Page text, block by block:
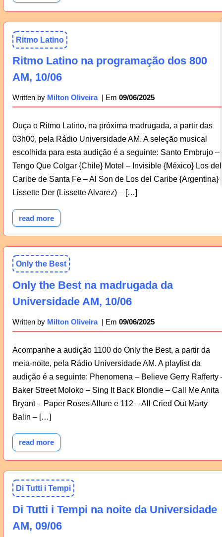
Ritmo Latino
Ritmo Latino na programação dos 800
AM, 10/06
Written by Milton Oliveira 09/06/2025
Ouça o Ritmo Latino, na próxima madrugada, a partir das
03h00, pela Rádio Universidade AM. A seleção musical
escolhida para esta audição é a seguinte: Santo Embrujo –
Tengo Que Colgar {Chile} Motel – Invisible {México} Los del
Caribe de Santa Fe – Al Son de Los del Caribe {Argentina}
Lissette Der (Lissette Alvarez) – […]
read more
Only the Best
Only the Best na madrugada da
Universidade AM, 10/06
Written by Milton Oliveira 09/06/2025
Acompanhe a audição 1100 do Only the Best, a partir da
meia-noite, pela Rádio Universidade AM. A playlist da
audição é a seguinte: Phenomena – Believe Gerry Rafferty
Baker Street Moloko – Sing It Back Blondie – Call Me Anita
Bryant – Paper Roses Allure e 112 – All Cried Out Marty
Balin – […]
read more
Di Tutti i Tempi
Di Tutti i Tempi na noite da Universidade
AM, 09/06